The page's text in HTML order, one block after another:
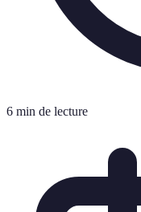
6 min de lecture